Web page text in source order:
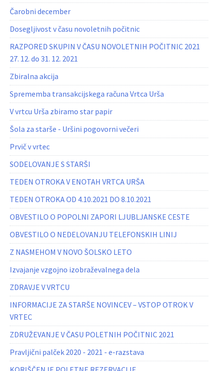
Čarobni december
Dosegljivost v času novoletnih počitnic
RAZPORED SKUPIN V ČASU NOVOLETNIH POČITNIC 2021
27. 12. do 31. 12. 2021
Zbiralna akcija
Sprememba transakcijskega računa Vrtca Urša
V vrtcu Urša zbiramo star papir
Šola za starše - Uršini pogovorni večeri
Prvič v vrtec
SODELOVANJE S STARŠI
TEDEN OTROKA V ENOTAH VRTCA URŠA
TEDEN OTROKA OD 4.10.2021 DO 8.10.2021
OBVESTILO O POPOLNI ZAPORI LJUBLJANSKE CESTE
OBVESTILO O NEDELOVANJU TELEFONSKIH LINIJ
Z NASMEHOM V NOVO ŠOLSKO LETO
Izvajanje vzgojno izobraževalnega dela
ZDRAVJE V VRTCU
INFORMACIJE ZA STARŠE NOVINCEV – VSTOP OTROK V
VRTEC
ZDRUŽEVANJE V ČASU POLETNIH POČITNIC 2021
Pravljični palček 2020 - 2021 - e-razstava